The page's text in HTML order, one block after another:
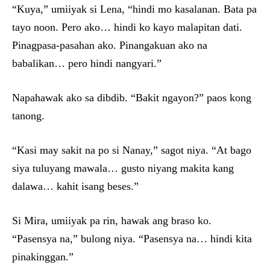
“Kuya,” umiiyak si Lena, “hindi mo kasalanan. Bata pa
tayo noon. Pero ako… hindi ko kayo malapitan dati.
Pinagpasa-pasahan ako. Pinangakuan ako na
babalikan… pero hindi nangyari.”
Napahawak ako sa dibdib. “Bakit ngayon?” paos kong
tanong.
“Kasi may sakit na po si Nanay,” sagot niya. “At bago
siya tuluyang mawala… gusto niyang makita kang
dalawa… kahit isang beses.”
Si Mira, umiiyak pa rin, hawak ang braso ko.
“Pasensya na,” bulong niya. “Pasensya na… hindi kita
pinakinggan.”